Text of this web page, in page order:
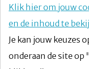
Klik hier om jouw
en de inhoud te
Je kan jouw keuzes
onderaan de site